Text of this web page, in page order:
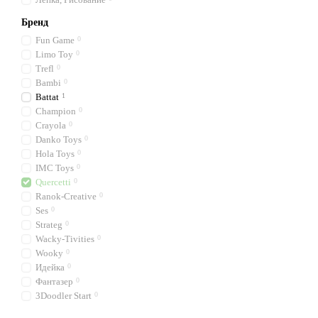
Бренд
Fun Game 0
Limo Toy 0
Trefl 0
Bambi 0
Battat 1
Champion 0
Crayola 0
Danko Toys 0
Hola Toys 0
IMC Toys 0
Quercetti 0
Ranok-Creative 0
Ses 0
Strateg 0
Wacky-Tivities 0
Wooky 0
Идейка 0
Фантазер 0
3Doodler Start 0